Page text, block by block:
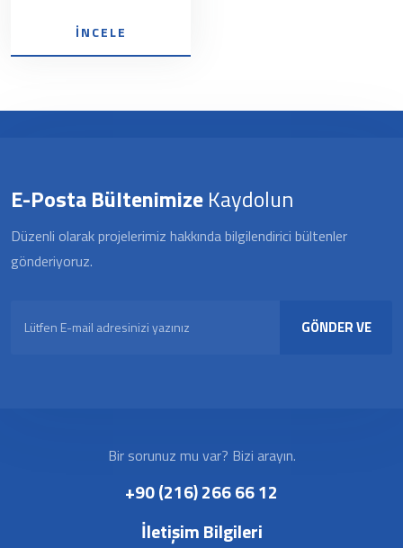
İNCELE
E-Posta BültenimizeKaydolun
Düzenli olarak projelerimiz hakkında bilgilendirici bültenler
gönderiyoruz.
GÖNDER VE
Bir sorunuz mu var? Bizi arayın.
+90 (216) 266 66 12
İletişim Bilgileri